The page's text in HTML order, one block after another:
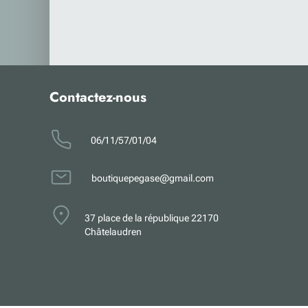
Contactez-nous
06/11/57/01/04
boutiquepegase@gmail.com
37 place de la république 22170
Châtelaudren